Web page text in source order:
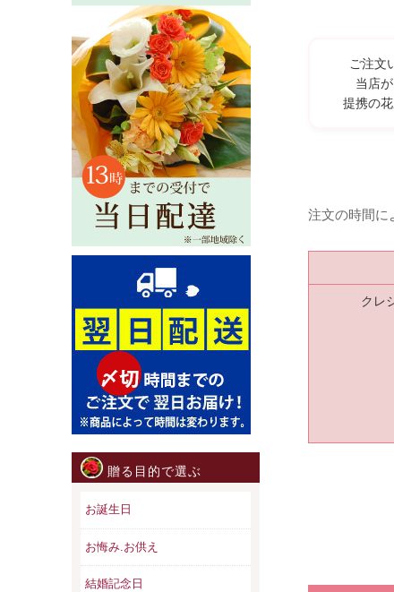
贈る目的で選ぶ
お誕生日
お悔み.お供え
結婚記念日
ご注文
当店
提携の花
注文の時間に
クレ